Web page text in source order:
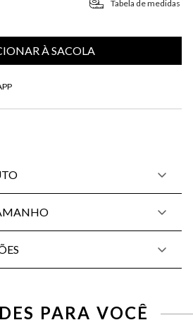
Tabela de medidas
À SACOLA
PARA VOCÊ